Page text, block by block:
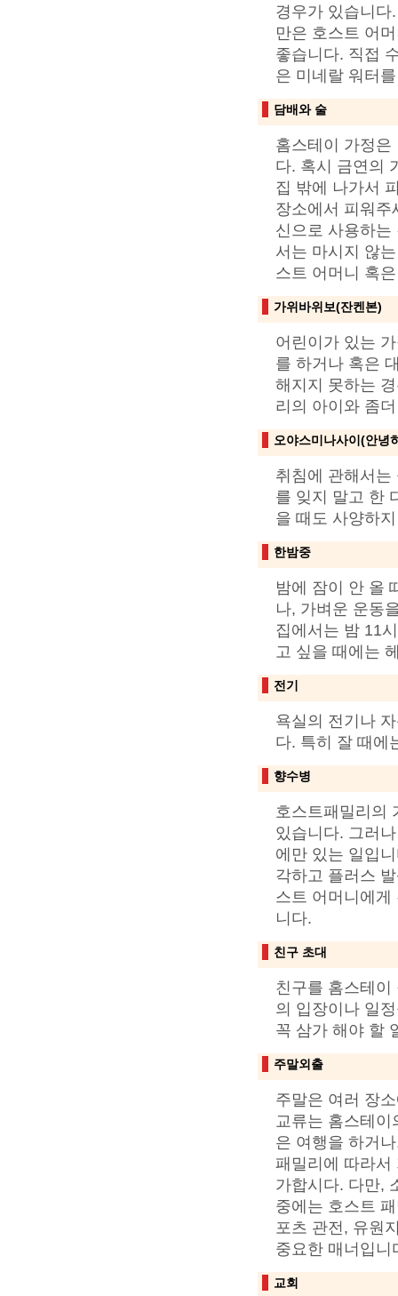
경우가 있습니
만은 호스트 어
좋습니다. 직접
은 미네랄 워터
담배와 술
홈스테이 가정은
다. 혹시 금연의
집 밖에 나가서
장소에서 피워주
신으로 사용하
서는 마시지 않
스트 어머니 혹
가위바위보(잔켄본)
어린이가 있는
를 하거나 혹은
해지지 못하는
리의 아이와 좀
오야스미나사이(안녕
취침에 관해서
를 잊지 말고 한
을 때도 사양하
한밤중
밤에 잠이 안 올
나, 가벼운 운동
집에서는 밤 11
고 싶을 때에는
전기
욕실의 전기나
다. 특히 잘 때에
향수병
호스트패밀리의
있습니다. 그러
에만 있는 일입
각하고 플러스
스트 어머니에
니다.
친구 초대
친구를 홈스테
의 입장이나 일
꼭 삼가 해야 할
주말외출
주말은 여러 장
교류는 홈스테
은 여행을 하거
패밀리에 따라서
가합시다. 다만,
중에는 호스트
포츠 관전, 유원
중요한 매너입니
교회